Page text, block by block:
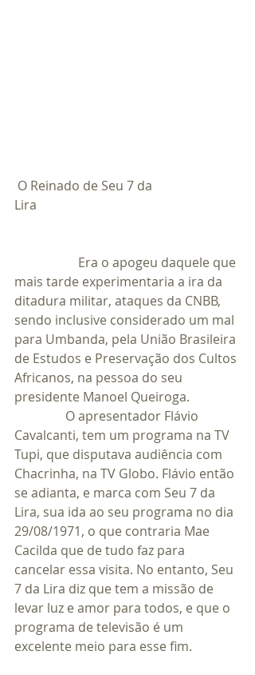
O Reinado de Seu 7 da
Lira
mais tarde experimentaria a ira da
ditadura militar, ataques da CNBB,
sendo inclusive considerado um mal
para Umbanda, pela União Brasileira
de Estudos e Preservação dos Cultos
Africanos, na pessoa do seu
presidente Manoel Queiroga.
O apresentador Flávio
Cavalcanti, tem um programa na TV
Tupi, que disputava audiência com
Chacrinha, na TV Globo. Flávio então
se adianta, e marca com Seu 7 da
Lira, sua ida ao seu programa no dia
29/08/1971, o que contraria Mae
Cacilda que de tudo faz para
cancelar essa visita. No entanto, Seu
7 da Lira diz que tem a missão de
levar luz e amor para todos, e que o
programa de televisão é um
excelente meio para esse fim.